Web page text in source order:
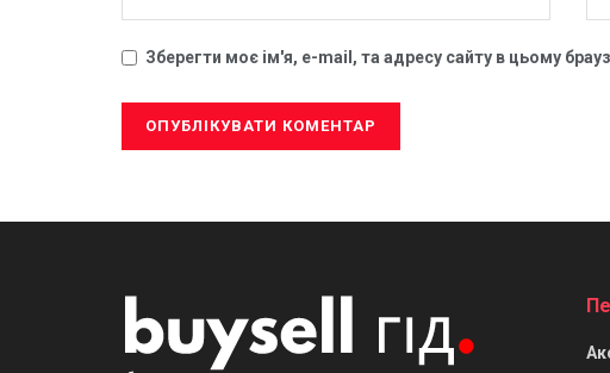
Зберегти моє ім'я, e-mail, та адресу сайту в цьому